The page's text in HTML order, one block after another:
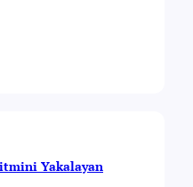
Yakalayan